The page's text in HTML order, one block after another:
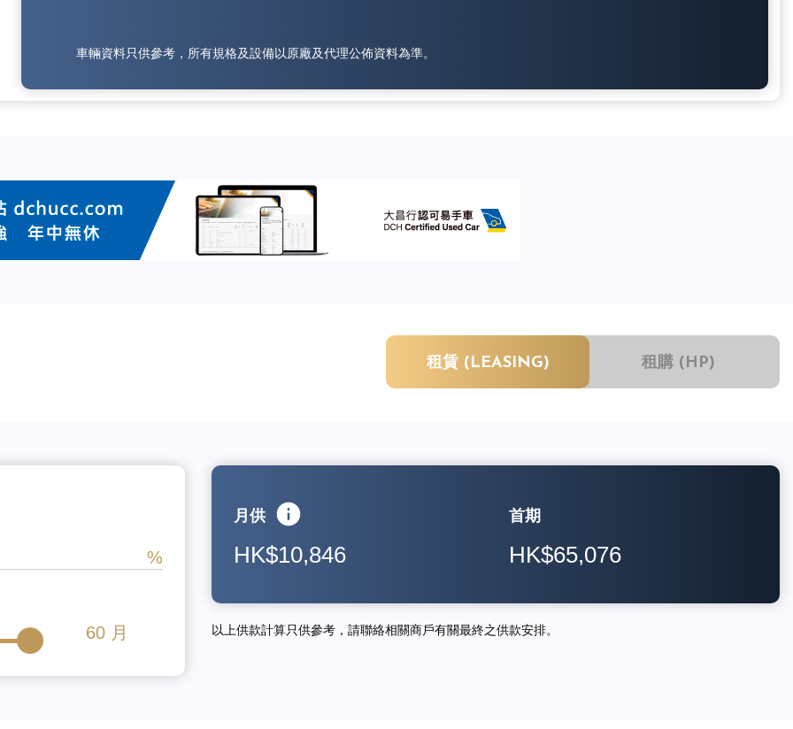
車輛資料只供參考，所有規格及設備以原廠及代理公佈資料為準。
租賃 (LEASING) 租購 (HP)
60 月
月供
HK$10,846
首期
HK$65,076
以上供款計算只供參考，請聯絡相關商戶有關最終之供款安排。